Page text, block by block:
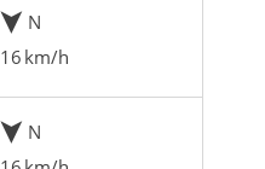
N
16 km/h
N